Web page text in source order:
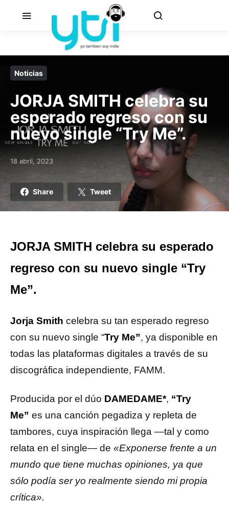
Noticias
JORJA SMITH celebra su
esperado regreso con su
nuevo single “Try Me”.
Posted on
18 abril, 2023
Share Tweet
JORJA SMITH celebra su esperado
regreso con su nuevo single “Try
Me”.
Jorja Smith celebra su tan esperado regreso
con su nuevo single “Try Me”, ya disponible en
todas las plataformas digitales a través de su
discográfica independiente, FAMM.
Producida por el dúo DAMEDAME*, “Try
Me” es una canción pegadiza y repleta de
tambores, cuya inspiración llega —tal y como
relata en el single— de «Exponerse frente a un
mundo que tiene muchas opiniones, ya que
sólo podía ser yo realmente siendo mi propia
crítica».